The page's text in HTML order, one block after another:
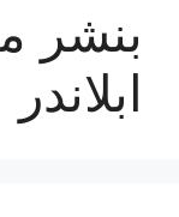
بنشر
ابلاندر